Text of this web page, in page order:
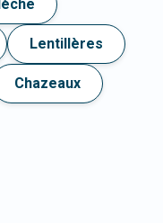
Lentillères
Chazeaux